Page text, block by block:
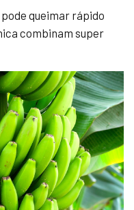
queimar rápido
combinam super